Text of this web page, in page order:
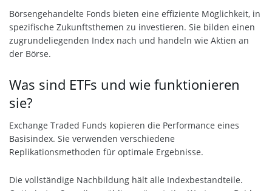
Börsengehandelte Fonds bieten eine effiziente Möglichkeit, in
spezifische Zukunftsthemen zu investieren. Sie bilden einen
zugrundeliegenden Index nach und handeln wie Aktien an
der Börse.
Was sind ETFs und wie funktionieren
sie?
Exchange Traded Funds kopieren die Performance eines
Basisindex. Sie verwenden verschiedene
Replikationsmethoden für optimale Ergebnisse.
Die vollständige Nachbildung hält alle Indexbestandteile.